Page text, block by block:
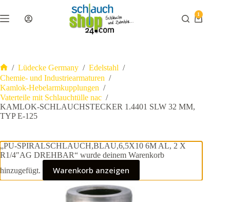
Inhalt
springen
Warenkorb
1
Start
/ Lüdecke Germany / Edelstahl /
Chemie- und Industriearmaturen /
Kamlok-Hebelarmkupplungen /
Vaterteile mit Schlauchtülle nac /
KAMLOK-SCHLAUCHSTECKER 1.4401 SLW 32 MM,
TYP E-125
„PU-SPIRALSCHLAUCH,BLAU,6,5X10 6M AL, 2 X
R1/4″AG DREHBAR“ wurde deinem Warenkorb
hinzugefügt.
Warenkorb anzeigen